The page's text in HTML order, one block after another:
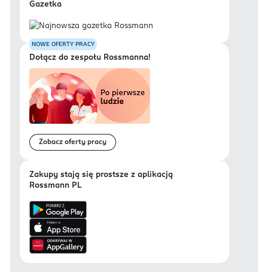
Gazetka
NOWE OFERTY PRACY
Dołącz do zespołu Rossmanna!
Zobacz oferty pracy
Zakupy stają się prostsze z aplikacją
Rossmann PL